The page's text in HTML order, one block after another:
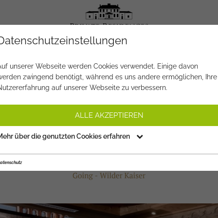
SONNENHOF
Sport &
unserer Webseite werden Cookies verwendet. Einige davon
zwingend benötigt, während es uns andere ermöglichen, Ihre
auf unserer Webseite zu verbessern.
ALLE AKZEPTIEREN
über die genutzten Cookies erfahren